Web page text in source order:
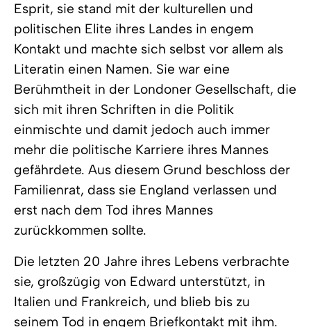
Esprit, sie stand mit der kulturellen und
politischen Elite ihres Landes in engem
Kontakt und machte sich selbst vor allem als
Literatin einen Namen. Sie war eine
Berühmtheit in der Londoner Gesellschaft, die
sich mit ihren Schriften in die Politik
einmischte und damit jedoch auch immer
mehr die politische Karriere ihres Mannes
gefährdete. Aus diesem Grund beschloss der
Familienrat, dass sie England verlassen und
erst nach dem Tod ihres Mannes
zurückkommen sollte.
Die letzten 20 Jahre ihres Lebens verbrachte
sie, großzügig von Edward unterstützt, in
Italien und Frankreich, und blieb bis zu
seinem Tod in engem Briefkontakt mit ihm.